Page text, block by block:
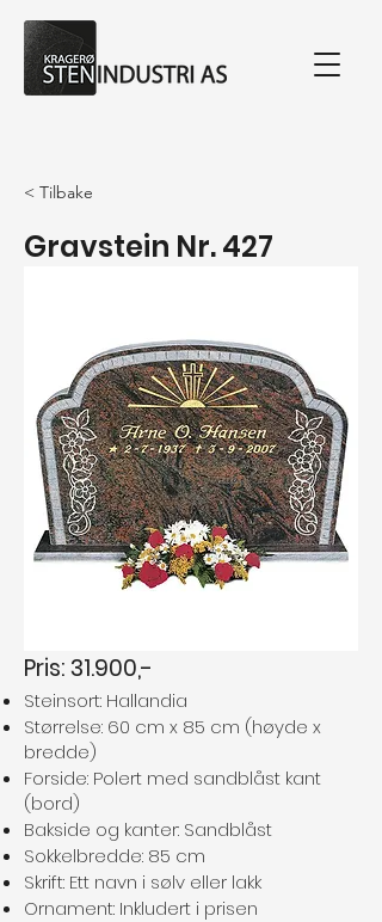
< Tilbake
Gravstein Nr. 427
Pris: 31.900,-
Steinsort: Hallandia
Størrelse: 60 cm x 85 cm (høyde x
bredde)
Forside: Polert med sandblåst kant
(bord)
Bakside og kanter: Sandblåst
Sokkelbredde: 85 cm
Skrift: Ett navn i sølv eller lakk
Ornament: Inkludert i prisen